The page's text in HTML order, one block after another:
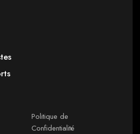
Politique de
Confidentialité